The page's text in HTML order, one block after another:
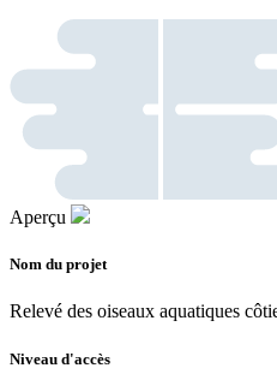
Aperçu
Nom du projet
Relevé des oiseaux aquatiques
Niveau d'accès